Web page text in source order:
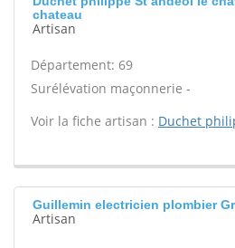
chateau
Artisan
Département: 69
Surélévation maçonnerie -
Voir la fiche artisan : Duchet
Guillemin electricien plombier
Artisan